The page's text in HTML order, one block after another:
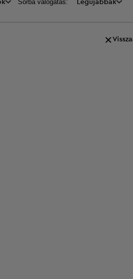
Sorba válogatás: Legújabbak